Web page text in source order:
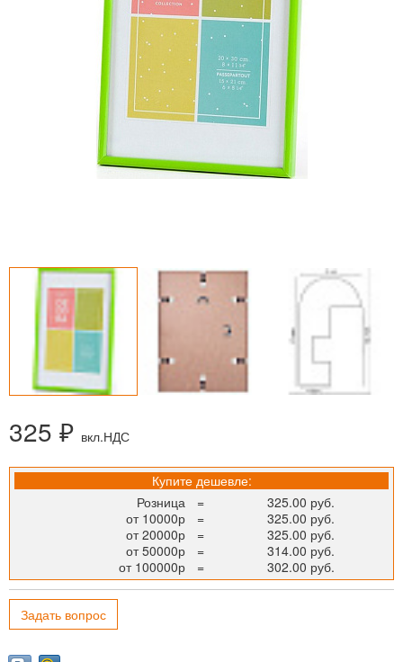
325 ₽ вкл.НДС
Купите дешевле:
Розница
=
325.00 руб.
от 10000р
=
325.00 руб.
от 20000р
=
325.00 руб.
от 50000р
=
314.00 руб.
от 100000р
= 302.00 руб.
Задать вопрос